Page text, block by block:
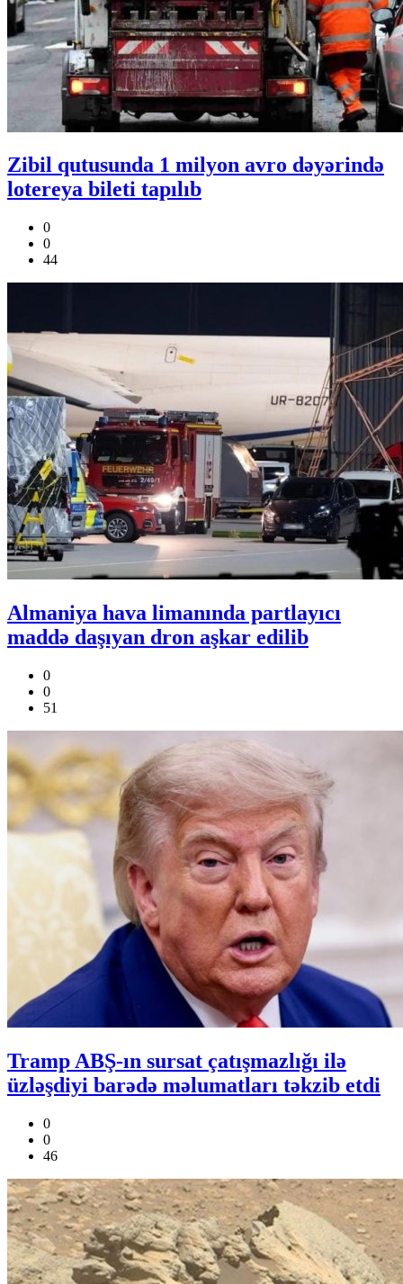
Zibil qutusunda 1 milyon avro dəyərində
lotereya bileti tapılıb
0
0
44
Almaniya hava limanında partlayıcı
maddə daşıyan dron aşkar edilib
0
0
51
Tramp ABŞ-ın sursat çatışmazlığı ilə
üzləşdiyi barədə məlumatları təkzib etdi
0
0
46